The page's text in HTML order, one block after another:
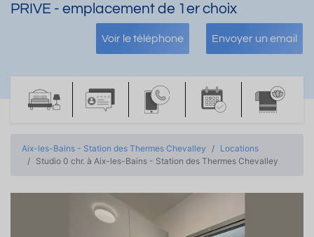
PRIVE - emplacement de 1er choix
Voir le téléphone Envoyer un email
Aix-les-Bains - Station des Thermes Chevalley
Locations
Studio 0 chr. à Aix-les-Bains - Station des Thermes Chevalley